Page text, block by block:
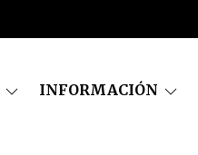
INFORMACIÓN